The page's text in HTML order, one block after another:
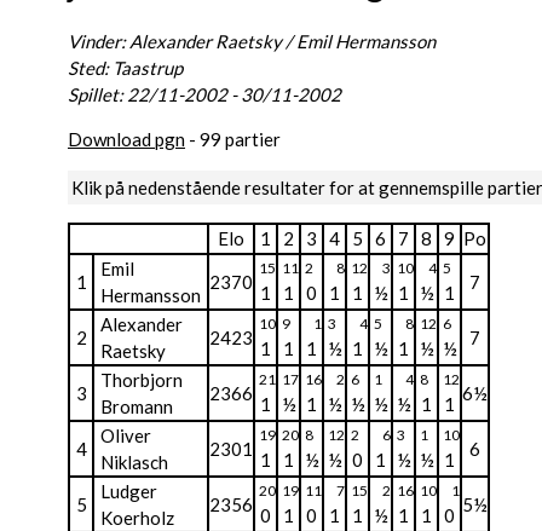
Vinder: Alexander Raetsky / Emil Hermansson
Sted: Taastrup
Spillet: 22/11-2002 - 30/11-2002
Download pgn - 99 partier
Klik på nedenstående resultater for at gennemspille partier
Elo 1 2 3 4 5 6 7 8 9 Po
1
Emil
Hermansson
2370
15
1
11
1
2
0
8
1
12
1
3
½
10
1
4
½
5
1 7
2
Alexander
Raetsky
2423
10
1
9
1
1
1
3
½
4
1
5
½
8
1
12
½
6
½ 7
3
Thorbjorn
Bromann
2366
21
1
17
½
16
1
2
½
6
½
1
½
4
½
8
1
12
1 6½
4
Oliver
Niklasch
2301
19
1
20
1
8
½
12
½
2
0
6
1
3
½
1
½
10
1 6
5
Ludger
Koerholz
2356
20
0
19
1
11
0
7
1
15
1
2
½
16
1
10
1
1
0 5½